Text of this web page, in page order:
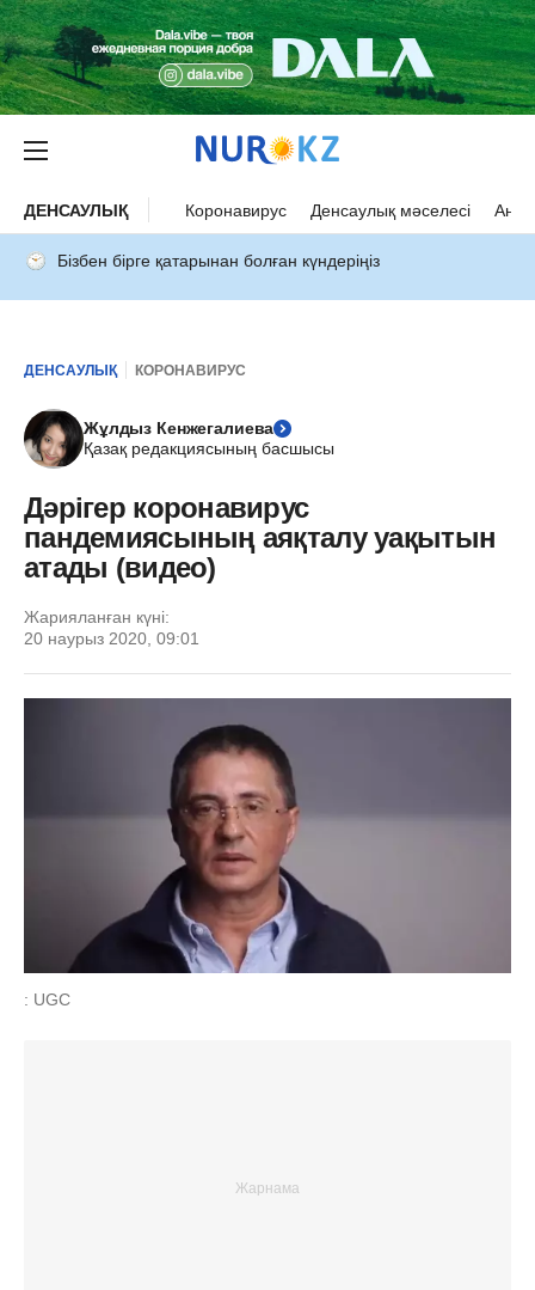
ДЕНСАУЛЫҚ Коронавирус Денсаулық мәселесі Ана
Бізбен бірге қатарынан болған күндеріңіз
ДЕНСАУЛЫҚ КОРОНАВИРУС
Жұлдыз Кенжегалиева
Қазақ редакциясының басшысы
Дәрігер коронавирус
пандемиясының аяқталу уақытын
атады (видео)
Жарияланған күні:
20 наурыз 2020, 09:01
: UGC